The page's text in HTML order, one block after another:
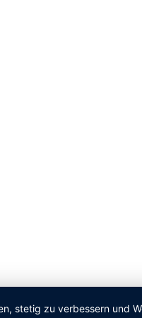
stetig zu verbessern und